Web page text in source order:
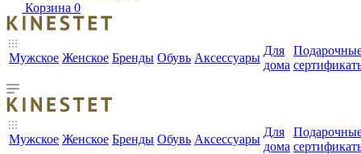
Корзина 0
Мужское Женское Бренды Обувь Аксессуары
Для
дома
Мужское Женское Бренды Обувь Аксессуары
Для
дома